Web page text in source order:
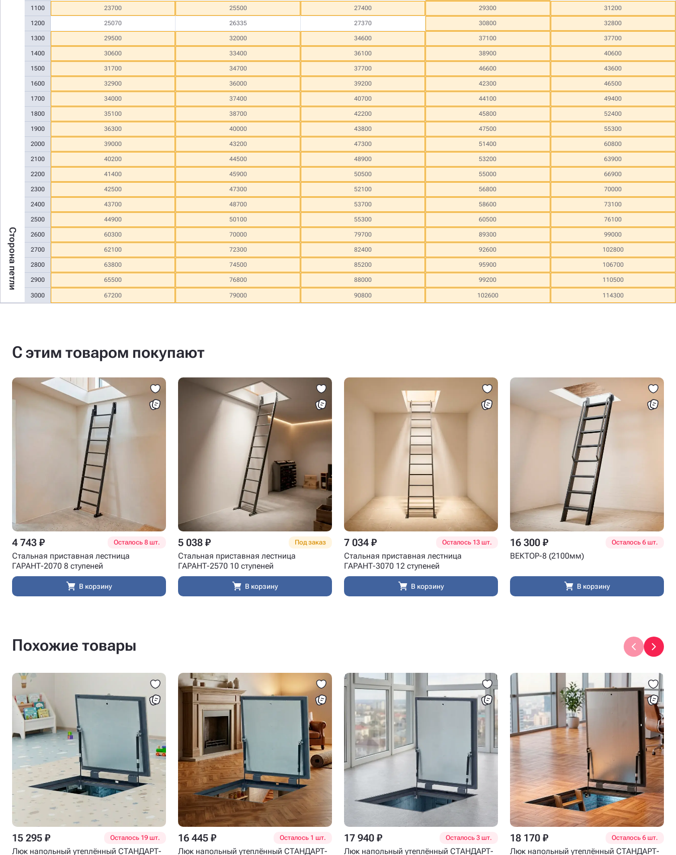
Сторона петли
1100
1200
1300
1400
1500
1600
1700
1800
1900
2000
2100
2200
2300
2400
2500
2600
2700
2800
2900
3000
23700 25500 27400 29300 31200
25070 26335 27370 30800 32800
29500 32000 34600 37100 37700
30600 33400 36100 38900 40600
31700 34700 37700 46600 43600
32900 36000 39200 42300 46500
34000 37400 40700 44100 49400
35100 38700 42200 45800 52400
36300 40000 43800 47500 55300
39000 43200 47300 51400 60800
40200 44500 48900 53200 63900
41400 45900 50500 55000 66900
42500 47300 52100 56800 70000
43700 48700 53700 58600 73100
44900 50100 55300 60500 76100
60300 70000 79700 89300 99000
62100 72300 82400 92600 102800
63800 74500 85200 95900 106700
65500 76800 88000 99200 110500
67200 79000 90800 102600 114300
С этим товаром покупают
4 743 ₽ Осталось 8 шт.
Стальная приставная лестница
ГАРАНТ-2070 8 ступеней
В корзину
5 038 ₽ Под заказ
Стальная приставная лестница
ГАРАНТ-2570 10 ступеней
В корзину
7 034 ₽ Осталось 13 шт.
Стальная приставная лестница
ГАРАНТ-3070 12 ступеней
В корзину
16 300 ₽ Осталось 6 шт.
ВЕКТОР-8 (2100мм)
В корзину
Похожие товары
15 295 ₽ Осталось 19 шт.
Люк напольный утеплённый СТАНДАРТ-
16 445 ₽ Осталось 1 шт.
Люк напольный утеплённый СТАНДАРТ-
17 940 ₽ Осталось 3 шт.
Люк напольный утеплённый СТАНДАРТ-
18 170 ₽ Осталось 6 шт.
Люк напольный утеплённый СТАНДАРТ-